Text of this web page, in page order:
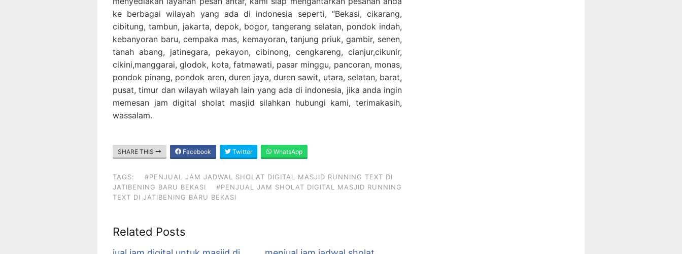
ke berbagai wilayah yang ada di indonesia seperti, “Bekasi, cikarang,
cibitung, tambun, jakarta, depok, bogor, tangerang selatan, pondok indah,
kebanyoran baru, cempaka mas, kemayoran, tanjung priuk, gambir, senen,
tanah abang, jatinegara, pekayon, cibinong, cengkareng, cianjur,cikunir,
cikini,manggarai, glodok, kota, fatmawati, pasar minggu, pancoran, monas,
pondok pinang, pondok aren, duren jaya, duren sawit, utara, selatan, barat,
pusat, timur dan wilayah wilayah lain yang ada di indonesia, jika anda ingin
memesan jam digital sholat masjid silahkan hubungi kami, terimakasih,
wassalam.
SHARE THIS Facebook Twitter WhatsApp
TAGS:
#PENJUAL JAM JADWAL SHOLAT DIGITAL MASJID RUNNING TEXT DI
JATIBENING BARU BEKASI
#PENJUAL JAM SHOLAT DIGITAL MASJID RUNNING
TEXT DI JATIBENING BARU BEKASI
Related Posts